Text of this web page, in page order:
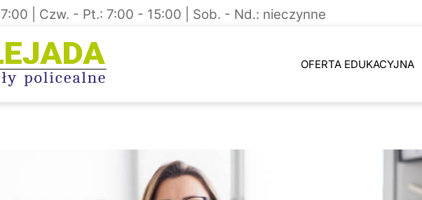
| Czw. - Pt.: 7:00 - 15:00 | Sob. - Nd.: nieczynne
OFERTA EDUKACYJNA